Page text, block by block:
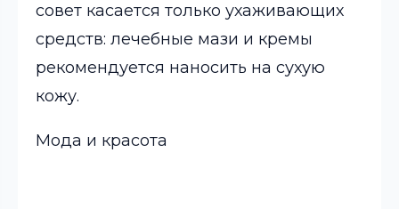
совет касается только ухаживающих
средств: лечебные мази и кремы
рекомендуется наносить на сухую
кожу.
Мода и красота